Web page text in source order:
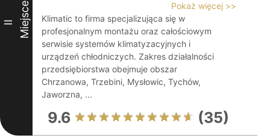
II Miejsce
Pokaż więcej >>
Klimatic to firma specjalizująca się w
profesjonalnym montażu oraz całościowym
serwisie systemów klimatyzacyjnych i
urządzeń chłodniczych. Zakres działalności
przedsiębiorstwa obejmuje obszar
Chrzanowa, Trzebini, Mysłowic, Tychów,
Jaworzna, ...
9.6 (35)